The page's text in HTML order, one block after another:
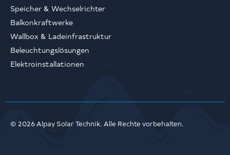
Speicher & Wechselrichter
Balkonkraftwerke
Wallbox & Ladeinfrastruktur
Beleuchtungslösungen
Elektroinstallationen
© 2026 Alpay Solar Technik. Alle Rechte vorbehalten.